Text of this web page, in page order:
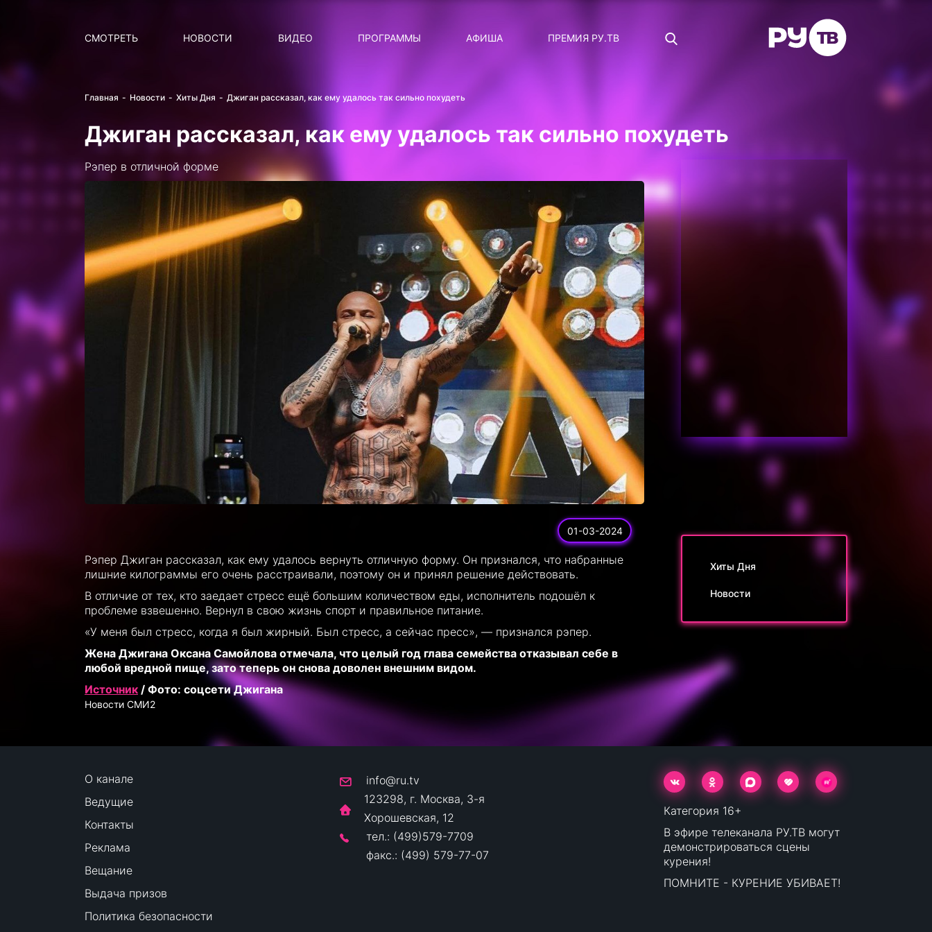
СМОТРЕТЬ НОВОСТИ
ВИДЕО
ПРОГРАММЫ
СТАТУС: В СЕТИ
ЛИЧНЫЙ ВОПРОС
ДОТЯНИСЬ ДО ЗВЁЗД
АФИША ПРЕМИЯ РУ.ТВ
Главная Новости Хиты Дня Джиган рассказал, как ему удалось так сильно похудеть
Джиган рассказал, как ему удалось так сильно похудеть
Рэпер в отличной форме
01-03-2024
Рэпер Джиган рассказал, как ему удалось вернуть отличную форму. Он признался, что набранные
лишние килограммы его очень расстраивали, поэтому он и принял решение действовать.
В отличие от тех, кто заедает стресс ещё большим количеством еды, исполнитель подошёл к
проблеме взвешенно. Вернул в свою жизнь спорт и правильное питание.
«У меня был стресс, когда я был жирный. Был стресс, а сейчас пресс», — признался рэпер.
Жена Джигана Оксана Самойлова отмечала, что целый год глава семейства отказывал себе в
любой вредной пище, зато теперь он снова доволен внешним видом.
Источник / Фото: соцсети Джигана
Новости СМИ2
Хиты Дня
Новости
О канале
Ведущие
Контакты
Реклама
Вещание
Выдача призов
Политика безопасности
info@ru.tv
123298, г. Москва, 3-я
Хорошевская, 12
тел.: (499)579-7709
факс.: (499) 579-77-07
Категория 16+
В эфире телеканала РУ.ТВ могут
демонстрироваться сцены
курения!
ПОМНИТЕ - КУРЕНИЕ УБИВАЕТ!